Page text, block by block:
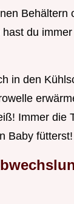
Behältern
du
in den
Immer die
Baby fütterst!